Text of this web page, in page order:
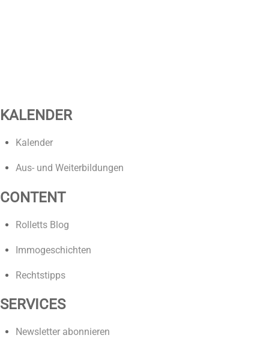
KALENDER
Kalender
Aus- und Weiterbildungen
CONTENT
Rolletts Blog
Immogeschichten
Rechtstipps
SERVICES
Newsletter abonnieren